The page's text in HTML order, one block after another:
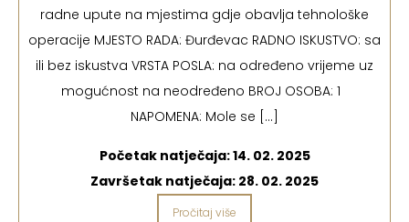
radne upute na mjestima gdje obavlja tehnološke
operacije MJESTO RADA: Đurđevac RADNO ISKUSTVO: sa
ili bez iskustva VRSTA POSLA: na određeno vrijeme uz
mogućnost na neodređeno BROJ OSOBA: 1
NAPOMENA: Mole se […]
Početak natječaja:14. 02. 2025
Završetak natječaja: 28. 02. 2025
Pročitaj više